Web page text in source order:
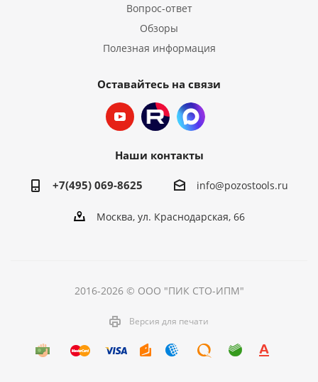
Вопрос-ответ
Обзоры
Полезная информация
Оставайтесь на связи
Наши контакты
+7(495) 069-8625 info@pozostools.ru
Москва, ул. Краснодарская, 66
2016-2026 © ООО "ПИК СТО-ИПМ"
Версия для печати